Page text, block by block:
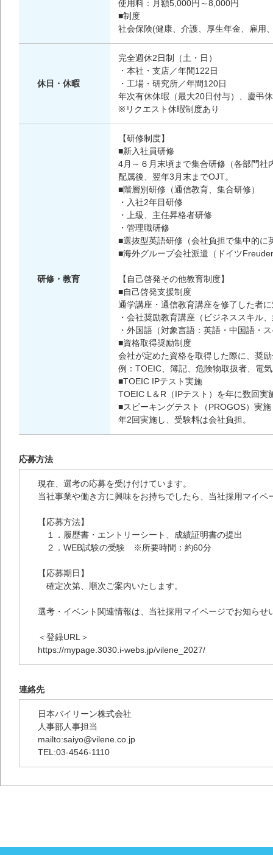
使用料：月額5,000円～8,000円
■制度
社会保険(健康、介護、厚生年金、雇用
休日・休暇
完全週休2日制（土・日）
・本社・支店／年間122日
・工場・研究所／年間120日
年次有休休暇（最大20日付与）、慶弔
※リクエスト休暇制度あり
研修・教育
【研修制度】
■新入社員研修
4月～６月末頃まで集合研修（各部門
配属後、翌年3月末までOJT。
■階層別研修（通信教育、集合研修）
・入社2年目研修
・上級、主任昇格者研修
・管理職研修
■選抜型英語研修（会社負担で集中的に
■海外グループ会社派遣（ドイツ
【自己啓発その他教育制度】
■自己啓発支援制度
通学講座・通信教育講座を修了した者
・会社奨励教育講座（ビジネススキル
・外国語（対象言語：英語・中国語・
■資格取得奨励制度
会社が定めた資格を取得した際に、奨
例：TOEIC、簿記、危険物取扱者、電
■TOEIC IPテスト実施
TOEIC L＆R（IPテスト）を年に数回
■スピーキングテスト（PROGOS）実施
年2回実施し、受験料は会社負担。
応募方法
現在、選考の応募を受け付けています。
当社事業や働き方に興味をお持ちでしたら、当社採用マイペ
【応募方法】
１．履歴書・エントリーシート、成績証明書の提出
２．WEB試験の受験 ※所要時間：約60分
【応募期日】
確定次第、順次ご案内いたします。
選考・イベント関連情報は、当社採用マイページでお知ら
＜登録URL＞
https://mypage.3030.i-webs.jp/vilene_2027/
連絡先
日本バイリーン株式会社
人事部人事担当
mailto:saiyo@vilene.co.jp
TEL:03-4546-1110